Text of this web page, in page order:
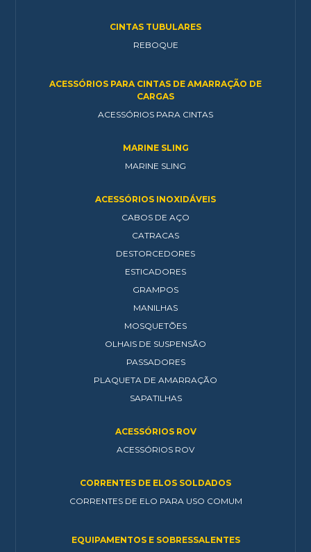
CINTAS TUBULARES
REBOQUE
ACESSÓRIOS PARA CINTAS DE AMARRAÇÃO DE
CARGAS
ACESSÓRIOS PARA CINTAS
MARINE SLING
MARINE SLING
ACESSÓRIOS INOXIDÁVEIS
CABOS DE AÇO
CATRACAS
DESTORCEDORES
ESTICADORES
GRAMPOS
MANILHAS
MOSQUETÕES
OLHAIS DE SUSPENSÃO
PASSADORES
PLAQUETA DE AMARRAÇÃO
SAPATILHAS
ACESSÓRIOS ROV
ACESSÓRIOS ROV
CORRENTES DE ELOS SOLDADOS
CORRENTES DE ELO PARA USO COMUM
EQUIPAMENTOS E SOBRESSALENTES